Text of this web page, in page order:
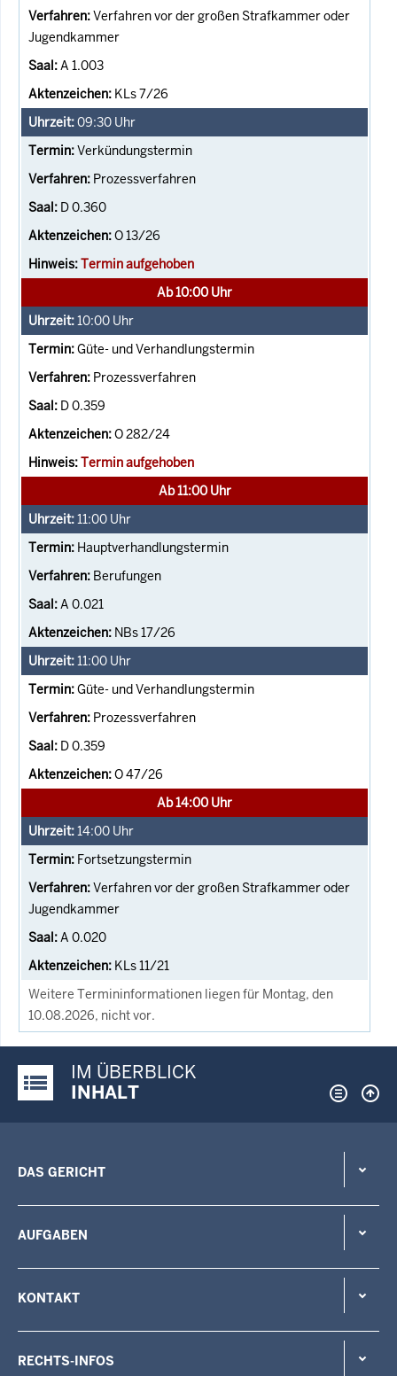
Verfahren vor der großen Strafkammer oder
Jugendkammer
A 1.003
KLs 7/26
09:30 Uhr
Verkündungstermin
Prozessverfahren
D 0.360
O 13/26
Termin aufgehoben
Ab 10:00 Uhr
10:00 Uhr
Güte- und Verhandlungstermin
Prozessverfahren
D 0.359
O 282/24
Termin aufgehoben
Ab 11:00 Uhr
11:00 Uhr
Hauptverhandlungstermin
Berufungen
A 0.021
NBs 17/26
11:00 Uhr
Güte- und Verhandlungstermin
Prozessverfahren
D 0.359
O 47/26
Ab 14:00 Uhr
14:00 Uhr
Fortsetzungstermin
Verfahren vor der großen Strafkammer oder
Jugendkammer
A 0.020
KLs 11/21
Weitere Termininformationen liegen für Montag, den
10.08.2026, nicht vor.
Justiz-Portal im Überblick:
IM ÜBERBLICK
INHALT
DAS GERICHT
AUFGABEN
KONTAKT
RECHTS-INFOS